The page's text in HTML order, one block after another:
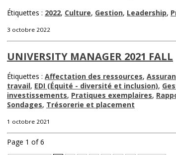
Étiquettes : 2022, Culture, Gestion, Leadership,
3 octobre 2022
UNIVERSITY MANAGER 2021 FALL
Étiquettes : Affectation des ressources,
travail, EDI (Équité - diversité et inclusion),
investissements, Pratiques exemplaires,
Sondages, Trésorerie et placement
1 octobre 2021
Page 1 of 6